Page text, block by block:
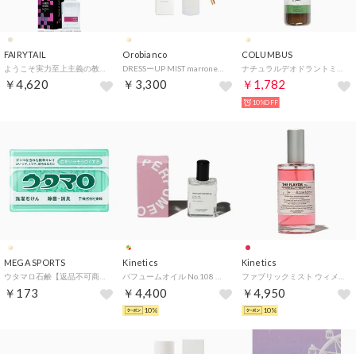
FAIRYTAIL
￥4,620
Orobianco
￥3,300
COLUMBUS
￥1,782
10%OFF
MEGA SPORTS
￥173
Kinetics
￥4,400
10%
Kinetics
￥4,950
10%